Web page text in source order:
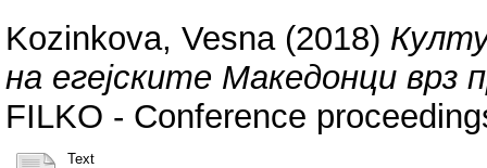
Kozinkova, Vesna(2018)
на егејските Македонци врз
FILKO - Conference
Text